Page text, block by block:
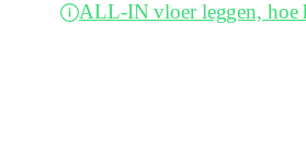
ALL-IN vloer leggen, hoe